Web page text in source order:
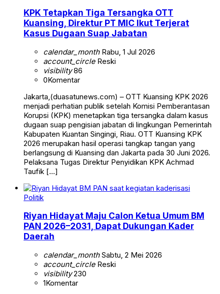
KPK Tetapkan Tiga Tersangka OTT
Kuansing, Direktur PT MIC Ikut Terjerat
Kasus Dugaan Suap Jabatan
calendar_monthRabu, 1 Jul 2026
account_circleReski
visibility86
0Komentar
Jakarta,(duasatunews.com) – OTT Kuansing KPK 2026
menjadi perhatian publik setelah Komisi Pemberantasan
Korupsi (KPK) menetapkan tiga tersangka dalam kasus
dugaan suap pengisian jabatan di lingkungan Pemerintah
Kabupaten Kuantan Singingi, Riau. OTT Kuansing KPK
2026 merupakan hasil operasi tangkap tangan yang
berlangsung di Kuansing dan Jakarta pada 30 Juni 2026.
Pelaksana Tugas Direktur Penyidikan KPK Achmad
Taufik […]
Politik
Riyan Hidayat Maju Calon Ketua Umum BM
PAN 2026–2031, Dapat Dukungan Kader
Daerah
calendar_monthSabtu, 2 Mei 2026
account_circleReski
visibility230
1Komentar